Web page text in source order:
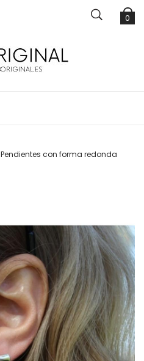
0
Pendientes con forma redonda